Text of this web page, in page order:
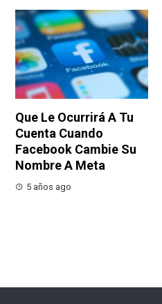
Que Le Ocurrirá A Tu
Cuenta Cuando
Facebook Cambie Su
Nombre A Meta
5 años ago